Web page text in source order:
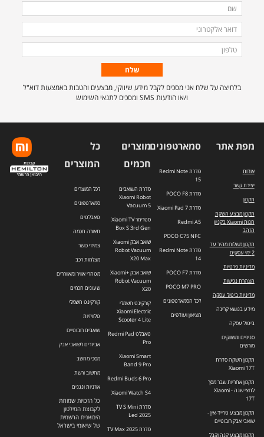
מלאו
את
הפרטים
הבאים
לרשימת
שם
דואר
אלקטרוני
טלפון
בלחיצה על שלח אני מסכים לקבל מידע שיווקי, מבצעים והטבות באמצעות דוא"ל
ו/או הודעות SMS ומסכים לתנאי השימוש
מפת אתר
אודות
יצירת קשר
תקנון
תקנון מבצע השקת
חנות Xiaomi בקניון
הזהב
תקנון משלוח מהיר עד
2 ימי עסקים
מדיניות פרטיות
הצהרת נגישות
מדיניות ביטול עסקה
מידע בנושא קרינה
ביטול עסקה
סניפים ומשווקים
מורשים
תקנון השקה סדרת
Xiaomi 17T
תקנון אחריות שבר מסך
לחצי שנה - Xiaomi
17T
תקנון מבצע טרייד-אין -
שואבי אבק רובוטיים
תקנון מבצע קנה וקבל
סמארטפונים
סדרת Redmi Note
15
סדרת POCO F8
סדרת Xiaomi Pad 7
Redmi A5
POCO C75 NFC
סדרת Redmi Note
14
סדרת POCO F7
POCO M7 PRO
לכל הסמארטפונים
מציאון ועודפים
מוצרים
חכמים
סדרת השואבים
Xiaomi Robot
Vacuum 5
סטרימר Xiaomi TV
Box S 3rd Gen
שואב אבק Xiaomi
Robot Vacuum
X20 Max
שואב אבק +Xiaomi
Robot Vacuum
X20
קורקינט חשמלי
Xiaomi Electric
Scooter 4 Lite
טאבלט Redmi Pad
Pro
Xiaomi Smart
Band 9 Pro
Redmi Buds 6 Pro
Xiaomi Watch S4
סדרת TV S Mini
Led 2025
סדרת TV Max 2025
כל
המוצרים
לכל המוצרים
סמארטפונים
טאבלטים
תאורה חכמה
צמידי כושר
מצלמות רכב
מטהרי אוויר ומאווררים
שעונים חכמים
קורקינט חשמלי
טלוויזיות
שואבים רובוטיים
אביזרים לשואבי אבק
מסכי מחשב
מחשוב ורשת
אוזניות ונגנים
כל הזכויות שמורות
לקבוצת המילטון
היבואנית הרשמית
של שיאומי בישראל